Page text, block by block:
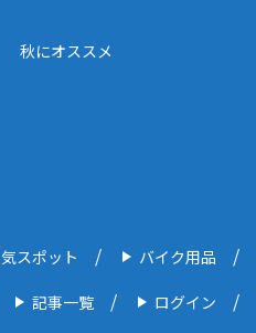
秋にオススメ
スポット バイク用品
記事一覧 ログイン